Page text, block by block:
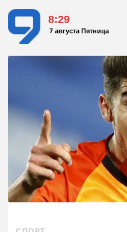
8:29
7 августа Пятница